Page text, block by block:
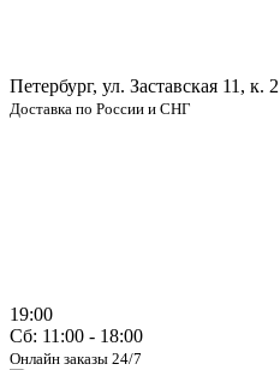
Петербург, ул. Заставская 11, к. 2
Доставка по России и СНГ
19:00
Сб: 11:00 - 18:00
Онлайн заказы 24/7